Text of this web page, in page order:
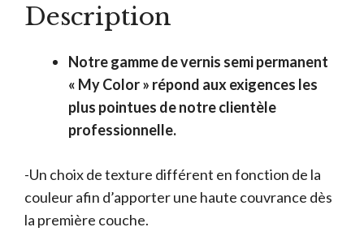
Description
Notre gamme de vernis semi permanent
« My Color » répond aux exigences les
plus pointues de notre clientèle
professionnelle.
-Un choix de texture différent en fonction de la
couleur afin d’apporter une haute couvrance dès
la première couche.